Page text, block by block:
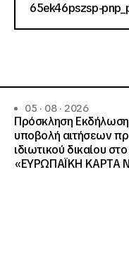
65ek46pszsp-
05 · 08 · 2026
Πρόσκληση
υποβολή αιτήσεων
ιδιωτικού δικαίου
«ΕΥΡΩΠΑΪΚΗ ΚΑΡΤΑ